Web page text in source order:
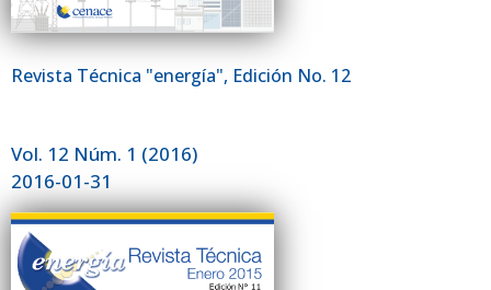
Revista Técnica "energía", Edición No. 12
Vol. 12 Núm. 1 (2016)
2016-01-31